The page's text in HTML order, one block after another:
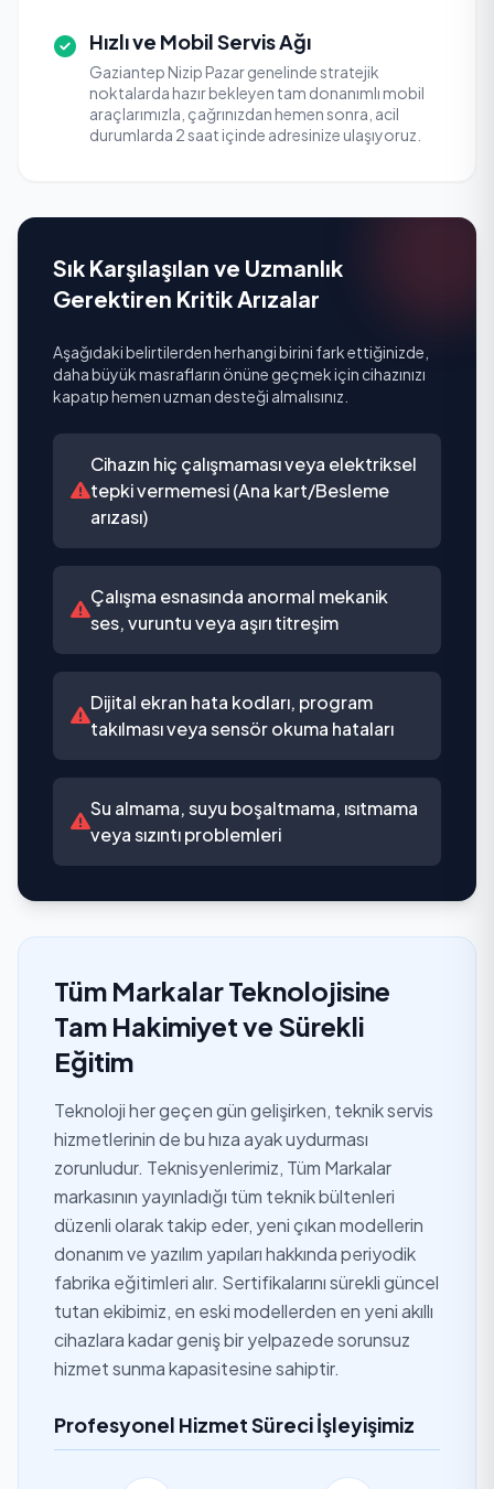
Hızlı ve Mobil Servis Ağı
Gaziantep Nizip Pazar genelinde stratejik
noktalarda hazır bekleyen tam donanımlı mobil
araçlarımızla, çağrınızdan hemen sonra, acil
durumlarda 2 saat içinde adresinize ulaşıyoruz.
Sık Karşılaşılan ve Uzmanlık
Gerektiren Kritik Arızalar
Aşağıdaki belirtilerden herhangi birini fark ettiğinizde,
daha büyük masrafların önüne geçmek için cihazınızı
kapatıp hemen uzman desteği almalısınız.
Cihazın hiç çalışmaması veya elektriksel
tepki vermemesi (Ana kart/Besleme
arızası)
Çalışma esnasında anormal mekanik
ses, vuruntu veya aşırı titreşim
Dijital ekran hata kodları, program
takılması veya sensör okuma hataları
Su almama, suyu boşaltmama, ısıtmama
veya sızıntı problemleri
Tüm Markalar Teknolojisine
Tam Hakimiyet ve Sürekli
Eğitim
Teknoloji her geçen gün gelişirken, teknik servis
hizmetlerinin de bu hıza ayak uydurması
zorunludur. Teknisyenlerimiz, Tüm Markalar
markasının yayınladığı tüm teknik bültenleri
düzenli olarak takip eder, yeni çıkan modellerin
donanım ve yazılım yapıları hakkında periyodik
fabrika eğitimleri alır. Sertifikalarını sürekli güncel
tutan ekibimiz, en eski modellerden en yeni akıllı
cihazlara kadar geniş bir yelpazede sorunsuz
hizmet sunma kapasitesine sahiptir.
Profesyonel Hizmet Süreci İşleyişimiz